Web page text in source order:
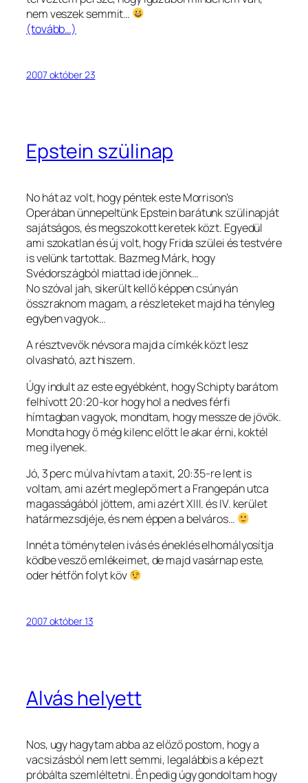
nem veszek semmit…
(tovább…)
2007 október 23
Epstein szülinap
No hát az volt, hogy péntek este Morrison’s
Operában ünnepeltünk Epstein barátunk szülinapját
sajátságos, és megszokott keretek közt. Egyedül
ami szokatlan és új volt, hogy Frida szülei és testvére
is velünk tartottak. Bazmeg Márk, hogy
Svédországból miattad ide jönnek…
No szóval jah, sikerült kellő képpen csúnyán
összraknom magam, a részleteket majd ha tényleg
egyben vagyok…
A résztvevők névsora majd a címkék közt lesz
olvasható, azt hiszem.
Úgy indult az este egyébként, hogy Schipty barátom
felhívott 20:20-kor hogy hol a nedves férfi
hímtagban vagyok, mondtam, hogy messze de jövök.
Mondta hogy ő még kilenc előtt le akar érni, koktél
meg ilyenek.
Jó, 3 perc múlva hívtam a taxit, 20:35-re lent is
voltam, ami azért meglepő mert a Frangepán utca
magasságából jöttem, ami azért XIII. és IV. kerület
határmezsdjéje, és nem éppen a belváros…
Innét a töménytelen ivás és éneklés elhomályosítja
ködbe vesző emlékeimet, de majd vasárnap este,
oder hétfőn folyt köv
2007 október 13
Alvás helyett
Nos, ugy hagytam abba az előző postom, hogy a
vacsizásból nem lett semmi, legalábbis a kép ezt
próbálta szemléltetni. Én pedig úgy gondoltam hogy